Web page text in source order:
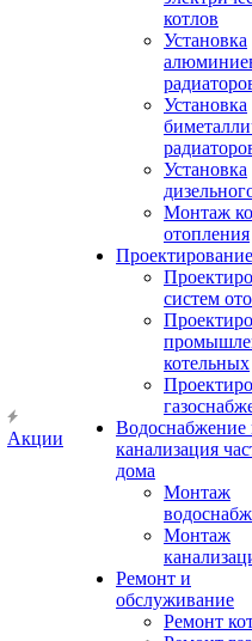
Акции
котлов
Установка
Установка
Установка
Монтаж
отопления
Проектирование
систем
котельных
Водоснабжение
канализация
дома
Монтаж
Монтаж
Ремонт и
обслуживание
Ремонт